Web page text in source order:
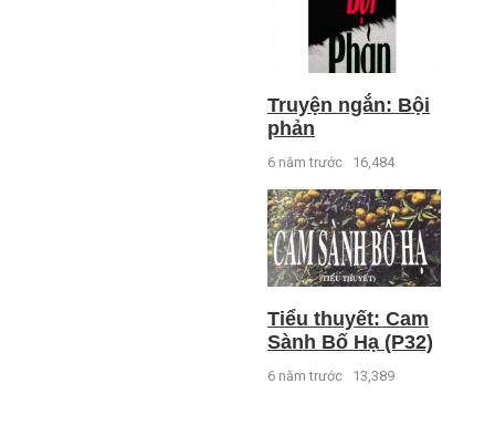
Truyện ngắn: Bội
phản
6 năm trước 16,484
Tiểu thuyết: Cam
Sành Bố Hạ (P32)
6 năm trước 13,389